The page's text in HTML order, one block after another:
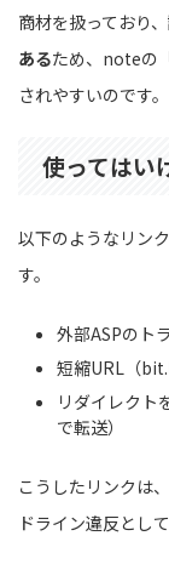
商材を扱っており、
あるため、noteの
されやすいのです。
使ってはい
以下のようなリン
す。
外部ASPのト
短縮URL（
リダイレクト
で転送）
こうしたリンクは
ドライン違反とし